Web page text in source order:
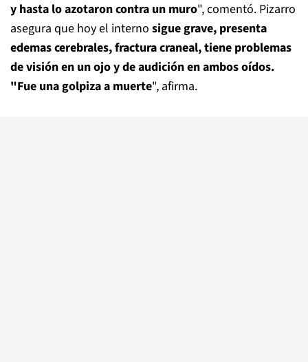
y hasta lo azotaron contra un muro", comentó. Pizarro
asegura que hoy el interno sigue grave, presenta
edemas cerebrales, fractura craneal, tiene problemas
de visión en un ojo y de audición en ambos oídos.
"Fue una golpiza a muerte", afirma.